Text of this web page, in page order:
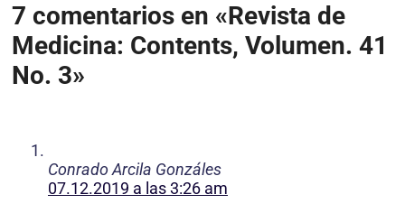
7 comentarios en «Revista de
Medicina: Contents, Volumen. 41
No. 3»
Conrado Arcila Gonzáles
07.12.2019 a las 3:26 am